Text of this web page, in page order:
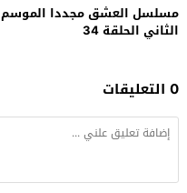
مسلسل العشق مجددا الموسم
الثاني الحلقة 34
0 التعليقات